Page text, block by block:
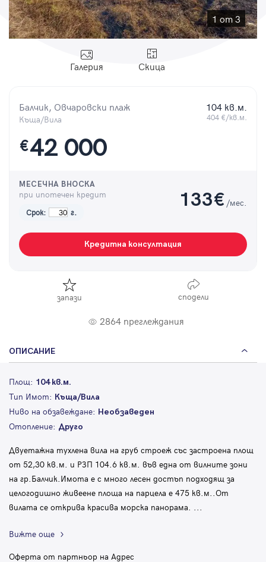
1 от 3
Галерия Скица
Балчик, Овчаровски плаж
Къща/Вила
104 кв.м.
404 €/кв.м.
€42 000
МЕСЕЧНА ВНОСКА
при ипотечен кредит
Срок: г.
133€ /мес.
Кредитна консултация
запази сподели
2864 преглеждания
ОПИСАНИЕ
Площ: 104 кв.м.
Тип Имот: Къща/Вила
Ниво на обзавеждане: Необзаведен
Отопление: Друго
Двуетажна тухлена вила на груб строеж със застроена площ
от 52,30 кв.м. и РЗП 104.6 кв.м. във една от вилните зони
на гр.Балчик.Имота е с много лесен достъп подходящ за
целогодишно живеене площа на парцела е 475 кв.м..От
вилата се открива красива морска панорама. ...
Вижте още
Оферта от партньор на Адрес
Парола
Регистрация